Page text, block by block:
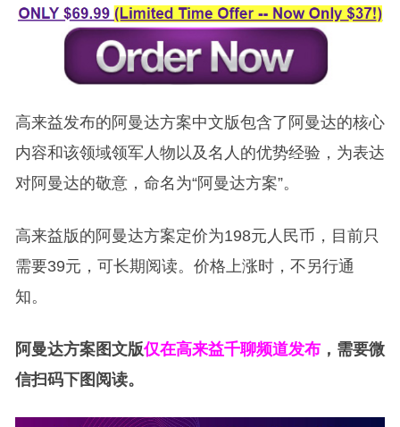
高来益发布的阿曼达方案中文版包含了阿曼达的核心
内容和该领域领军人物以及名人的优势经验，为表达
对阿曼达的敬意，命名为“阿曼达方案”。
高来益版的阿曼达方案定价为198元人民币，目前只
需要39元，可长期阅读。价格上涨时，不另行通
知。
阿曼达方案图文版仅在高来益千聊频道发布，需要微
信扫码下图阅读。